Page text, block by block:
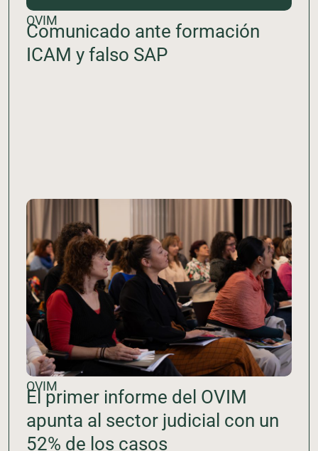
OVIM
Comunicado ante formación
ICAM y falso SAP
OVIM
El primer informe del OVIM
apunta al sector judicial con un
52% de los casos